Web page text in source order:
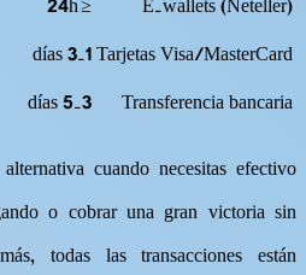
E‑wallets (Neteller)
≤ 24h
Tarjetas Visa/MasterCard
1‑3 días
Transferencia bancaria
3‑5 días
cuando necesitas efectivo
o cobrar una gran victoria sin
todas las transacciones están